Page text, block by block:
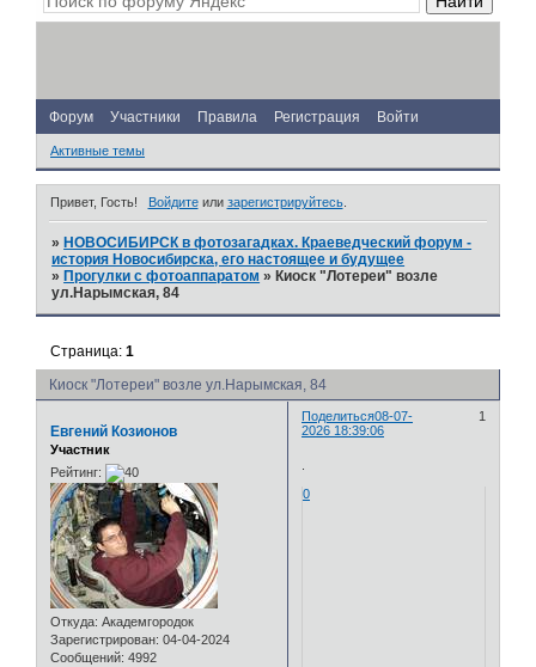
Форум Участники Правила Регистрация Войти
Активные темы
Привет, Гость! Войдитеили зарегистрируйтесь.
» НОВОСИБИРСК в фотозагадках. Краеведческий форум -
история Новосибирска, его настоящее и будущее
» Прогулки с фотоаппаратом » Киоск "Лотереи" возле
ул.Нарымская, 84
Киоск "Лотереи" возле ул.Нарымская, 84
Страница:1
Поделиться 1
08-07-
2026 18:39:06
Евгений Козионов
Участник
Рейтинг:
Откуда: Академгородок
Зарегистрирован: 04-04-2024
Сообщений: 4992
0